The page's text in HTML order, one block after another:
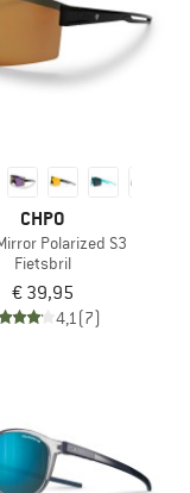
CHPO
Polarized S3
Fietsbril
€ 39,95
4,1(7)